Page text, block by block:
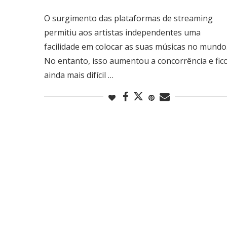
O surgimento das plataformas de streaming
permitiu aos artistas independentes uma
facilidade em colocar as suas músicas no
No entanto, isso aumentou a concorrência e
ainda mais difícil …